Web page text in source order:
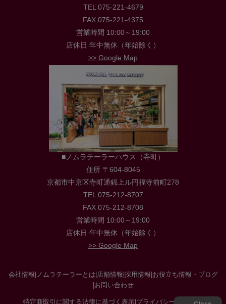
TEL 075-221-4679
FAX 075-221-4375
営業時間 10:00～19:00
店休日 年中無休（年始除く）
>> Google Map
■ノムラテーラーハウス（寺町）
住所 〒604-8045
京都市中京区寺町通錦上ル円福寺前町278
TEL 075-212-8707
FAX 075-212-8708
営業時間 10:00～19:00
店休日 年中無休（年始除く）
>> Google Map
会社情報 ノムラテーラーとは 店舗情報 採用情報 お役立ち情報・ブログ
お問い合わせ
特定商取引に関する法律に基づく表示| プライバシーポリシー|